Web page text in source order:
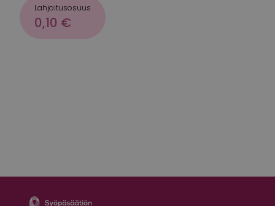
Lahjoitusosuus
0,10 €